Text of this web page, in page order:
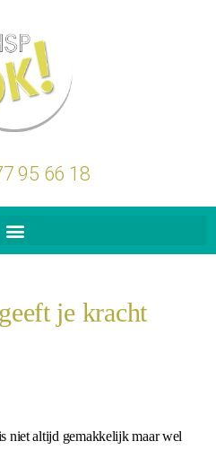
95 66 18
je kracht
niet altijd gemakkelijk maar wel